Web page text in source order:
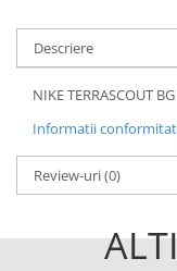
Descriere
NIKE TERRASCOUT
Informatii
Review-uri(0)